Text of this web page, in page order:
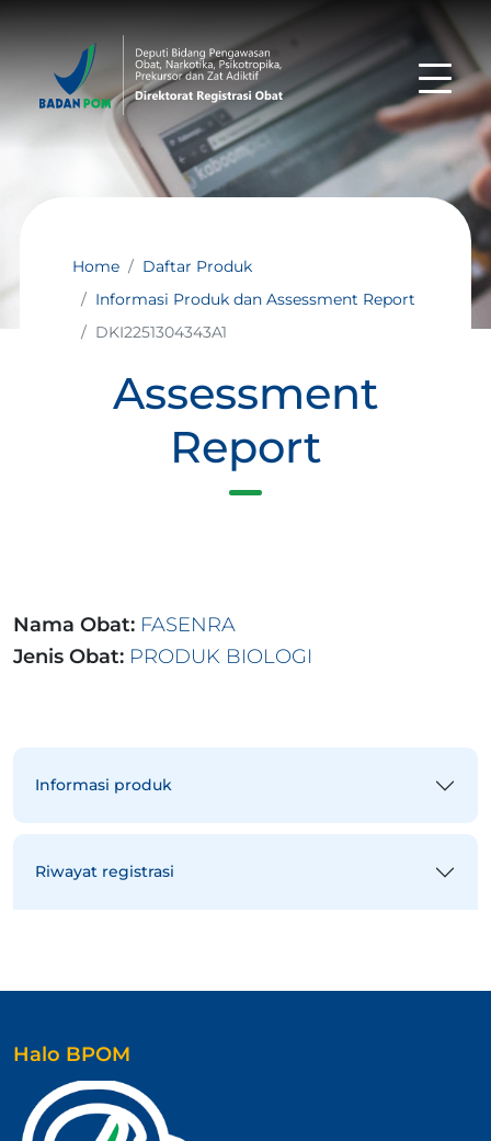
Home
Daftar Produk
Informasi Produk dan Assessment Report
DKI2251304343A1
Assessment
Report
Nama Obat: FASENRA
Jenis Obat: PRODUK BIOLOGI
Informasi produk
Riwayat registrasi
Halo BPOM